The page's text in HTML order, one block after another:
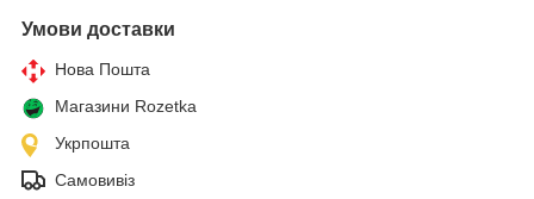
Умови доставки
Нова Пошта
Магазини Rozetka
Укрпошта
Самовивіз